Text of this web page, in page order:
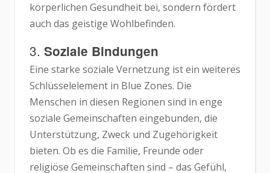
körperlichen Gesundheit bei, sondern fördert
auch das geistige Wohlbefinden.
3. Soziale Bindungen
Eine starke soziale Vernetzung ist ein weiteres
Schlüsselelement in Blue Zones. Die
Menschen in diesen Regionen sind in enge
soziale Gemeinschaften eingebunden, die
Unterstützung, Zweck und Zugehörigkeit
bieten. Ob es die Familie, Freunde oder
religiöse Gemeinschaften sind – das Gefühl,